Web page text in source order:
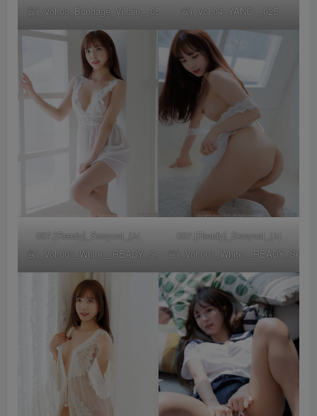
율)_Vol.03_Bondage_Villain__058
율)_Vol.04_YANO__025
007.[Ready]_Seoyool_(서
율)_Vol.001_White__READY_Seoyool01_0002
007.[Ready]_Seoyool_(서
율